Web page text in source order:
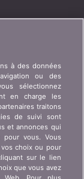
client art. 45
des données
juridiques
à des données
ou des
sélectionnez
en charge les
traitons
de suivi sont
et annonces qui
vous. Vous
choix ou pour
sur le lien
que vous avez